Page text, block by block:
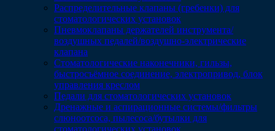
Распределительные клапаны (гребенки) для
стоматологических установок
Пневмоклапаны держателей инструмента/
воздушных педалей/воздушно-электрические
клапана
Стоматологические наконечники, гильзы,
быстросъёмное соединение, электропривод, блок
управления креслом
Педали для стоматологических установок
Дренажные и аспирационные системы/фильтры
слюноотсоса, пылесоса/бутылки для